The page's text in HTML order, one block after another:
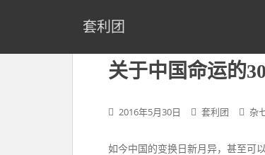
p
套利团
关于中国命运的
2016年5月30日 套利团 杂
如今中国的变换日新月异，甚至可